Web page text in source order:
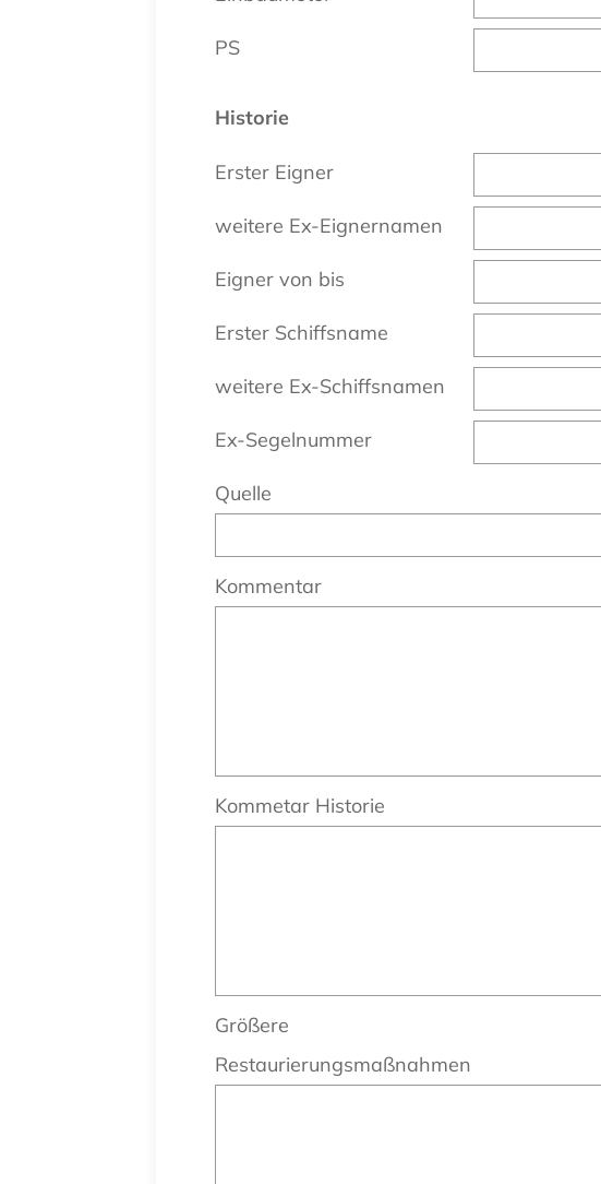
PS
Historie
Erster Eigner
weitere Ex-Eignernamen
Eigner von bis
Erster Schiffsname
weitere Ex-Schiffsnamen
Ex-Segelnummer
Quelle
Kommentar
Kommetar Historie
Größere
Restaurierungsmaßnahmen